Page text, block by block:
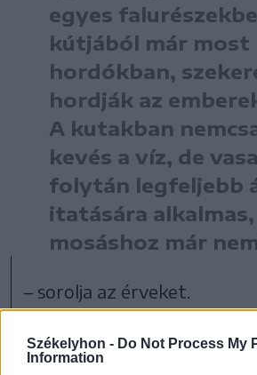
Székelyhon - Do Not Process My
Information
egyes falurészekbe
kútjából már most
hordókban,
hordják az
A kutakban
kevés a víz, de
folytán legfeljebb
itatására alkalmas,
mosáshoz már
– sorolja az érveket.